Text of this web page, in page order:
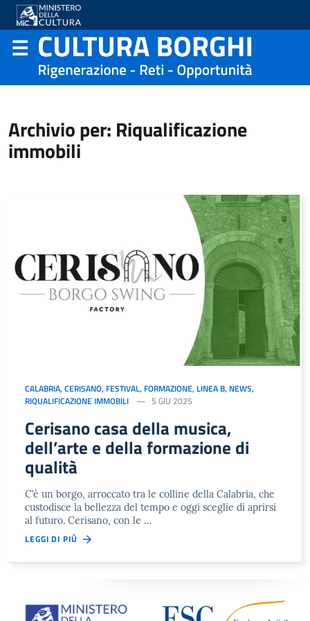
Archivio per: Riqualificazione
immobili
CALABRIA, CERISANO, FESTIVAL, FORMAZIONE, LINEA B, NEWS,
RIQUALIFICAZIONE IMMOBILI
5 GIU 2025
Cerisano casa della musica,
dell’arte e della formazione di
qualità
C’è un borgo, arroccato tra le colline della Calabria, che
custodisce la bellezza del tempo e oggi sceglie di aprirsi
al futuro. Cerisano, con le …
LEGGI DI PIÙ